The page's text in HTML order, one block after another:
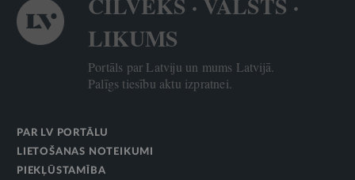
LIKUMS
Portāls par Latviju un mums Latvijā.
Palīgs tiesību aktu izpratnei.
PAR LV PORTĀLU
LIETOŠANAS NOTEIKUMI
PIEKĻŪSTAMĪBA